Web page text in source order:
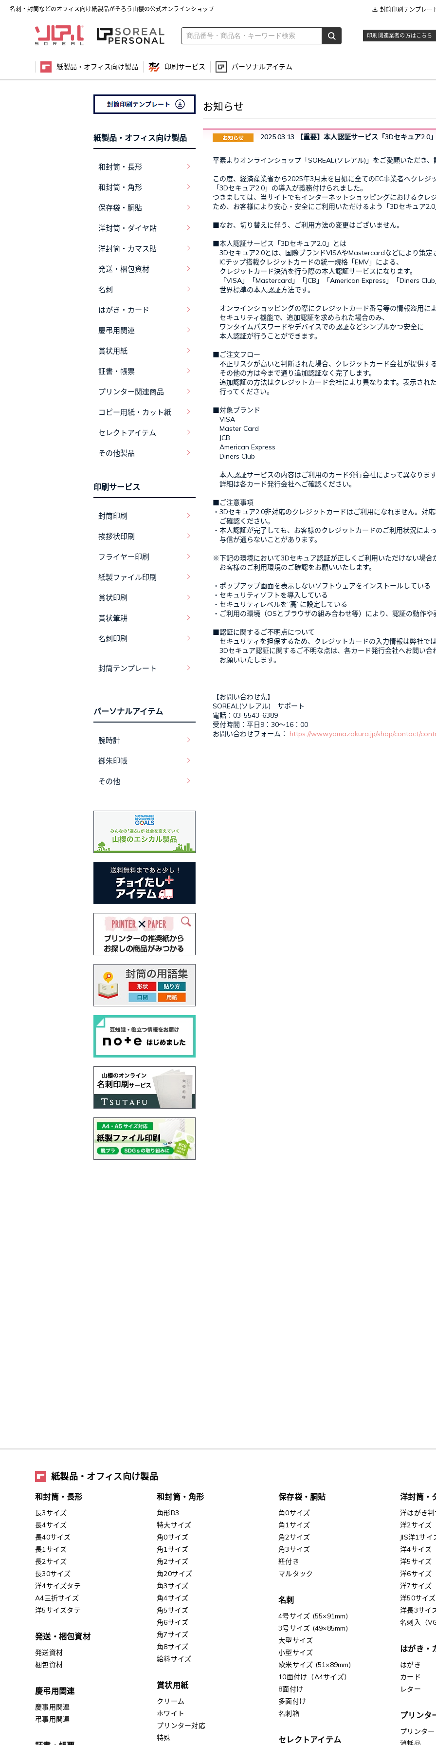
名刺・封筒などのオフィス向け紙製品がそろう山櫻の公式オンラインショップ 封筒印刷テンプレー
印刷関連業者の方はこちら
紙製品・オフィス向け製品 印刷サービス パーソナルアイテム
お知らせ
2025.03.13 【重要】本人認証サービス「3Dセキュア2.0
平素よりオンラインショップ「SOREAL(ソレアル)」をご愛顧いただき、
この度、経済産業省から2025年3月末を目処に全てのEC事業者へクレジ
「3Dセキュア2.0」の導入が義務付けられました。
つきましては、当サイトでもインターネットショッピングにおけるクレ
ため、お客様により安心・安全にご利用いただけるよう「3Dセキュア2.0
■なお、切り替えに伴う、ご利用方法の変更はございません。
■本人認証サービス「3Dセキュア2.0」とは
3Dセキュア2.0とは、国際ブランドVISAやMastercardなどにより策定
ICチップ搭載クレジットカードの統一規格「EMV」による、
クレジットカード決済を行う際の本人認証サービスになります。
「VISA」「Mastercard」「JCB」「American Express」「Diners Club
世界標準の本人認証方法です。
オンラインショッピングの際にクレジットカード番号等の情報盗用に
セキュリティ機能で、追加認証を求められた場合のみ、
ワンタイムパスワードやデバイスでの認証などシンプルかつ安全に
本人認証が行うことができます。
■ご注文フロー
不正リスクが高いと判断された場合、クレジットカード会社が提供す
その他の方は今まで通り追加認証なく完了します。
追加認証の方法はクレジットカード会社により異なります。表示され
行ってください。
■対象ブランド
VISA
Master Card
JCB
American Express
Diners Club
本人認証サービスの内容はご利用のカード発行会社によって異なります
詳細は各カード発行会社へご確認ください。
■ご注意事項
・3Dセキュア2.0非対応のクレジットカードはご利用になれません。対
ご確認ください。
・本人認証が完了しても、お客様のクレジットカードのご利用状況によ
与信が通らないことがあります。
※下記の環境において3Dセキュア認証が正しくご利用いただけない場合
お客様のご利用環境のご確認をお願いいたします。
・ポップアップ画面を表示しないソフトウェアをインストールしている
・セキュリティソフトを導入している
・セキュリティレベルを“高”に設定している
・ご利用の環境（OSとブラウザの組み合わせ等）により、認証の動作
■認証に関するご不明点について
セキュリティを担保するため、クレジットカードの入力情報は弊社で
3Dセキュア認証に関するご不明な点は、各カード発行会社へお問い合
お願いいたします。
【お問い合わせ先】
SOREAL(ソレアル) サポート
電話：03-5543-6389
受付時間：平日9：30～16：00
お問い合わせフォーム： https://www.yamazakura.jp/shop/contact/
紙製品・オフィス向け製品
和封筒・長形
和封筒・角形
保存袋・胴貼
洋封筒・ダイヤ貼
洋封筒・カマス貼
発送・梱包資材
名刺
はがき・カード
慶弔用関連
賞状用紙
証書・帳票
プリンター関連商品
コピー用紙・カット紙
セレクトアイテム
その他製品
印刷サービス
封筒印刷
挨拶状印刷
フライヤー印刷
紙製ファイル印刷
賞状印刷
賞状筆耕
名刺印刷
封筒テンプレート
パーソナルアイテム
腕時計
御朱印帳
その他
紙製品・オフィス向け製品
和封筒・長形
長3サイズ
長4サイズ
長40サイズ
長1サイズ
長2サイズ
長30サイズ
洋4サイズタテ
A4三折サイズ
洋5サイズタテ
発送・梱包資材
発送資材
梱包資材
慶弔用関連
慶事用関連
弔事用関連
和封筒・角形
角形B3
特大サイズ
角0サイズ
角1サイズ
角2サイズ
角20サイズ
角3サイズ
角4サイズ
角5サイズ
角6サイズ
角7サイズ
角8サイズ
給料サイズ
賞状用紙
クリーム
ホワイト
プリンター対応
特殊
保存袋・胴貼
角0サイズ
角1サイズ
角2サイズ
角3サイズ
紐付き
マルタック
名刺
4号サイズ (55×91mm)
3号サイズ (49×85mm)
大型サイズ
小型サイズ
欧米サイズ (51×89mm)
10面付け（A4サイズ）
8面付け
多面付け
名刺箱
セレクトアイテム
洋封筒・
洋はがき
洋2サイズ
JIS洋1サイ
洋4サイズ
洋5サイズ
洋6サイズ
洋7サイズ
洋50サイズ
洋長3サイ
名刺入（
はがき・
はがき
カード
レター
プリンタ
プリンター